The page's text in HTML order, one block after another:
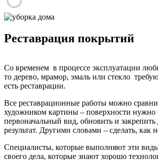
Реставрация покрытий
Со временем в процессе эксплуатации
то дерево, мрамор, эмаль или стекло
есть реставрации.
Все реставрационные работы можно
художником картины – поверхности нужно
первоначальный вид, обновить и
результат. Другими словами – сделать, как
Специалисты, которые выполняют эти
своего дела, которые знают хорошо